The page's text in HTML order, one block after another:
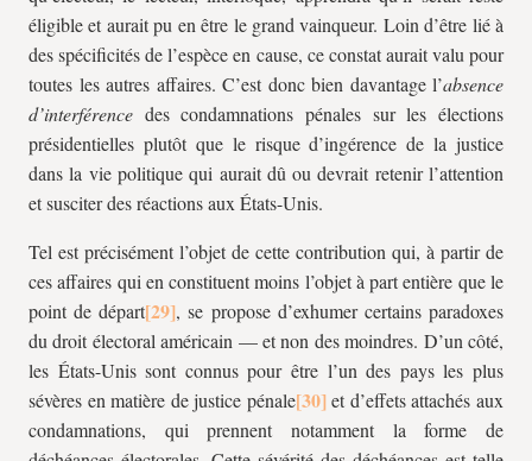
éligible et aurait pu en être le grand vainqueur. Loin d’être lié à
des spécificités de l’espèce en cause, ce constat aurait valu pour
toutes les autres affaires. C’est donc bien davantage l’absence
d’interférence des condamnations pénales sur les élections
présidentielles plutôt que le risque d’ingérence de la justice
dans la vie politique qui aurait dû ou devrait retenir l’attention
et susciter des réactions aux États-Unis.
Tel est précisément l’objet de cette contribution qui, à partir de
ces affaires qui en constituent moins l’objet à part entière que le
point de départ
, se propose d’exhumer certains paradoxes
du droit électoral américain — et non des moindres. D’un côté,
les États-Unis sont connus pour être l’un des pays les plus
sévères en matière de justice pénale
et d’effets attachés aux
condamnations, qui prennent notamment la forme de